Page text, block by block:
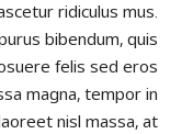
ridiculus mus.
bibendum, quis
felis sed eros
magna, tempor in
nisl massa, at